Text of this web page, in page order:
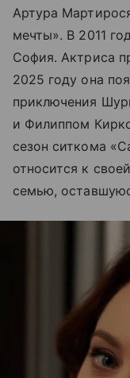
Артура
мечты». В 2011
София. Актриса
2025 году она
приключения
и Филиппом
сезон ситкома
относится к
семью,